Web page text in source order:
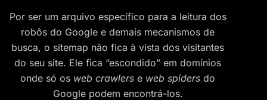
Por ser um arquivo específico para a leitura dos
robôs do Google e demais mecanismos de
busca, o sitemap não fica à vista dos visitantes
do seu site. Ele fica “escondido” em domínios
onde só os web crawlers e web spiders do
Google podem encontrá-los.